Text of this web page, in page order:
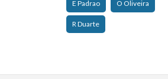
E Padrao O Oliveira
R Duarte